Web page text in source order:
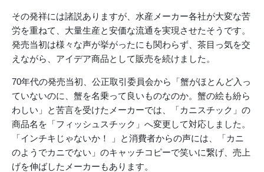
その発祥には諸説ありますが、水産メーカー各社が大変な苦
労を重ねて、大量生産と安価な流通を実現させたそうです。
発売当初は様々な声が挙がったにも関わらず、茶目っ気を交
えながら、アイデア商品として販売を続けました。
70年代の発売当初、公正取引委員会から「蟹がほとんど入っ
ていないのに、蟹を名乗って良いものなのか。蟹の絵も紛ら
わしい」と苦言を受けたメーカーでは、「カニスチック」の
商品名を「フィッシュスチック」へ変更して対応しました。
「インチキじゃないか！ 」と消費者からの声には、「カニ
のようでカニでない」のキャッチコピーで笑いに繋げ、売上
げを伸ばしたメーカーもあります。